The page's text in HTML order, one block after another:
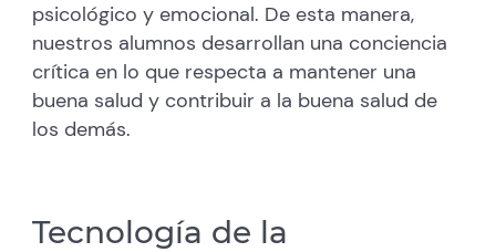
psicológico y emocional. De esta manera,
nuestros alumnos desarrollan una conciencia
crítica en lo que respecta a mantener una
buena salud y contribuir a la buena salud de
los demás.
Tecnología de la